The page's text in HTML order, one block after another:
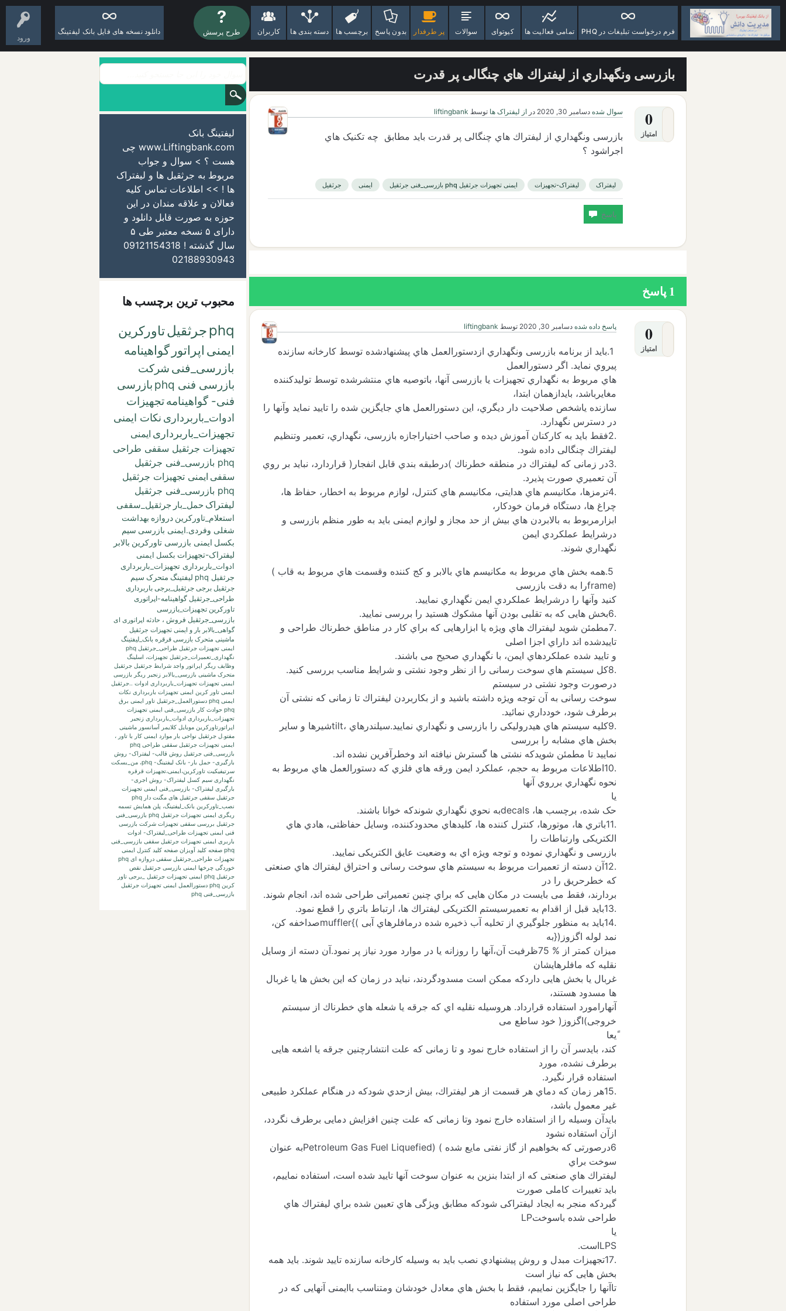
ورود
فرم درخواست تبلیغات در PHQ تمامی فعالیت ها کیوتوای سوالات پر طرفدار بدون پاسخ برچسب ها دسته بندی ها کاربران طرح پرسش دانلود نسخه های فایل بانک لیفتینگ
بازرسی ونگهداري از لیفتراك هاي چنگالی پر قدرت
0
امتیاز
سوال شده دسامبر 30, 2020 در از لیفتراک ها توسط liftingbank
بازرسی ونگهداري از لیفتراك هاي چنگالی پر قدرت باید مطابق چه تکنیک هاي
اجراشود ؟
لیفتراک لیفتراک-تجهیزات ایمنی تجهیزات جرثقیل phq بازرسی_فنی جرثقیل ایمنی جرثقیل
1پاسخ
0
امتیاز
پاسخ داده شده دسامبر 30, 2020 توسط liftingbank
1.باید از برنامه بازرسی ونگهداري ازدستورالعمل هاي پیشنهادشده توسط کارخانه سازنده
پیروي نماید. اگر دستورالعمل
هاي مربوط به نگهداري تجهیزات یا بازرسی آنها، باتوصیه هاي منتشرشده توسط تولیدکننده
مغایرباشد، بایدازهمان ابتدا،
سازنده یاشخص صلاحیت دار دیگري، این دستورالعمل هاي جایگزین شده را تایید نماید وآنها را
در دسترس نگهدارد.
.2 فقط باید به کارکنان آموزش دیده و صاحب اختیاراجازه بازرسی، نگهداري، تعمیر وتنظیم
لیفتراك چنگالی داده شود.
.3در زمانی که لیفتراك در منطقه خطرناك )درطبقه بندي قابل انفجار( قراردارد، نباید بر روي
آن تعمیري صورت پذیرد.
.4ترمزها، مکانیسم هاي هدایتی، مکانیسم هاي کنترل، لوازم مربوط به اخطار، حفاظ ها،
چراغ ها، دستگاه فرمان خودکار،
ابزارمربوط به بالابردن هاي بیش از حد مجاز و لوازم ایمنی باید به طور منظم بازرسی و
درشرایط عملکردي ایمن
نگهداري شوند.
5.همه بخش هاي مربوط به مکانیسم هاي بالابر و کج کننده وقسمت هاي مربوط به قاب )
(
frameرا به دقت بازرسی
کنید وآنها را درشرایط عملکردي ایمن نگهداري نمایید.
.6بخش هایی که به تقلبی بودن آنها مشکوك هستید را بررسی نمایید.
.7مطمئن شوید لیفتراك هاي ویژه یا ابزارهایی که براي کار در مناطق خطرناك طراحی و
تاییدشده اند داراي اجزا اصلی
و تایید شده عملکردهاي ایمن، با نگهداري صحیح می باشند.
.8کل سیستم هاي سوخت رسانی را از نظر وجود نشتی و شرایط مناسب بررسی کنید.
درصورت وجود نشتی در سیستم
سوخت رسانی به آن توجه ویژه داشته باشید و از بکاربردن لیفتراك تا زمانی که نشتی آن
برطرف شود، خودداري نمائید.
.9کلیه سیستم هاي هیدرولیکی را بازرسی و نگهداري نمایید.سیلندرهاي ،
tiltشیرها و سایر
بخش هاي مشابه را بررسی
نمایید تا مطمئن شویدکه نشتی ها گسترش نیافته اند وخطرآفرین نشده اند.
.10اطلاعات مربوط به حجم، عملکرد ایمن ورقه هاي فلزي که دستورالعمل هاي مربوط به
نحوه نگهداري برروي آنها
یا
حک شده، برچسب ها، decalsبه نحوي نگهداري شوندکه خوانا باشند.
.11باتري ها، موتورها، کنترل کننده ها، کلیدهاي محدودکننده، وسایل حفاظتی، هادي هاي
الکتریکی وارتباطات را
بازرسی و نگهداري نموده و توجه ویژه اي به وضعیت عایق الکتریکی نمایید.
.12آن دسته از تعمیرات مربوط به سیستم هاي سوخت رسانی و احتراق لیفتراك هاي صنعتی
که خطرحریق را در
بردارند، فقط می بایست در مکان هایی که براي چنین تعمیراتی طراحی شده اند، انجام شوند.
.13باید قبل از اقدام به تعمیرسیستم الکتریکی لیفتراك ها، ارتباط باتري را قطع نمود.
.14باید به منظور جلوگیري از تخلیه آب ذخیره شده درمافلرهاي آبی )}
mufflerصداخفه کن،
نمد لوله اگزوز({به
میزان کمتر از % 75ظرفیت آن،آنها را روزانه یا در موارد مورد نیاز پر نمود.آن دسته از وسایل
نقلیه که مافلرهایشان
غربال یا بخش هایی داردکه ممکن است مسدودگردند، نباید در زمان که این بخش ها یا غربال
ها مسدود هستند،
آنهارامورد استفاده قرارداد. هروسیله نقلیه اي که جرقه یا شعله هاي خطرناك از سیستم
خروجی)اگزوز( خود ساطع می
ًیعا
کند، بایدسر آن را از استفاده خارج نمود و تا زمانی که علت انتشارچنین جرقه یا اشعه هایی
برطرف نشده، مورد
استفاده قرار نگیرد.
.15هر زمان که دماي هر قسمت از هر لیفتراك، بیش ازحدي شودکه در هنگام عملکرد طبیعی
غیر معمول باشد،
بایدآن وسیله را از استفاده خارج نمود وتا زمانی که علت چنین افزایش دمایی برطرف نگردد،
ازآن استفاده نشود
6درصورتی که بخواهیم از گاز نفتی مایع شده ) (
Petroleum Gas Fuel Liquefiedبه عنوان
سوخت براي
لیفتراك هاي صنعتی که از ابتدا بنزین به عنوان سوخت آنها تایید شده است، استفاده نماییم،
باید تغییرات کاملی صورت
گیردکه منجر به ایجاد لیفتراکی شودکه مطابق ویژگی هاي تعیین شده براي لیفتراك هاي
طراحی شده باسوختLP
یا
LPSاست.
.17تجهیزات مبدل و روش پیشنهادي نصب باید به وسیله کارخانه سازنده تایید شوند. باید همه
بخش هایی که نیاز است
تاآنها را جایگزین نماییم، فقط با بخش هاي معادل خودشان ومتناسب باایمنی آنهایی که در
طراحی اصلی مورد استفاده
لیفتینگ بانک
www.Liftingbank.com چی
هست ؟ > سوال و جواب
مربوط به جرثقیل ها و لیفتراک
ها ! >> اطلاعات تماس کلیه
فعالان و علاقه مندان در این
حوزه به صورت قابل دانلود و
دارای ۵ نسخه معتبر طی ۵
سال گذشته ! 09121154318
02188930943
محبوب ترین برچسب ها
phqجرثقیلتاورکرین
ایمنی اپراتور گواهینامه
بازرسی_فنی شرکت
بازرسی فنی phq
بازرسی
فنی- گواهینامهتجهیزات
ادوات_باربرداری نکات ایمنی
تجهیزات_باربرداری ایمنی
تجهیزات جرثقیل سقفی طراحی
phq بازرسی_فنی جرثقیل
سقفی ایمنی تجهیزات جرثقیل
phq بازرسی_فنی جرثقیل
لیفتراک حمل_بار جرثقیل_سقفی
استعلام_تاورکرین دروازه بهداشت
شغلی وفردی.ایمنی بازرسی سیم
بکسل ایمنی بازرسی تاورکرین بالابر
لیفتراک-تجهیزات بکسل ایمنی
ادوات_باربرداری تجهیزات_باربرداری
جرثقیل phq
لیفتینگ متحرک سیم
جرثقیل برجی جرثقیل_برجی باربرداری
طراحی_جرثقیل گواهینامه-اپراتوری
تاورکرین تجهیزات_بازرسی
بازرسی_جرثقیل فروش ، حادثه اپراتوری ای
گواهی_بالابر بار و ایمنی تجهیزات جرثقیل
ماشینی متحرک بازرسی قرقره بانک_لیفتینگ
ایمنی تجهیزات جرثقیل طراحی_جرثقیل phq
نگهداری_تعمیرات_جرثقیل تجهیزات، اسلینگ
وظایف ریگر اپراتور واجد شرایط جرثقیل جرثقیل
متحرک ماشینی بازرسی_بالابر زنجیر ریگر بازرسی
ایمنی تجهیزات تجهیزات_باربرداری ادوات ..جرثقیل
ایمنی تاور کرین ایمنی تجهیزات باربرداری نکات
ایمنی phq
دستورالعمل_جرثقیل تاور ایمنی برق
phq حوادث کار بازرسی_فنی
ایمنی تجهیزات
تجهیزات_باربرداری ادوات_باربرداری زنجیر
اپراتورتاورکرین موبایل کلایمر آسانسور ماشینی
مفتو.ل جرثقیل نواحی بار موارد ایمنی کار با تاور ،
ایمنی تجهیزات جرثقیل سقفی طراحی phq
بازرسی_فنی جرثقیل روش قالب- لیفتراک- روش
بارگیری- حمل بار- بانک لیفتینگ- phq، من_بسکت
سرتیفیکیت تاورکرین،ایمنی،تجهیزات قرقره
نگهداری سیم کسل لیفتراک- روش اجری-
بارگیری لیفتراک- بازرسی_فنی ایمنی تجهیزات
جرثقیل سقفی جرثقیل های مگنت دار phq
نصب_تاورکرین بانک_لیفتینگ، پلن همایش تسمه
ریگری
ایمنی تجهیزات جرثقیل phq بازرسی_فنی
جرثقیل بررسی سقفی تجهیزات شرکت بازرسی
فنی ایمنی تجهیزات طراحی_لیفتراک- ادوات
باربری ایمنی تجهیزات جرثقیل سقفی بازرسی_فنی
phq صفحه کلید آویزان صفحه کلید کنترل
ایمنی
تجهیزات طراحی_جرثقیل سقفی دروازه ای phq
خوردگی چرخها ایمنی بازرسی جرثقیل نقص
جرثقیل phq
ایمنی تجهیزات جرثقیل _برجی تاور
کرین phq دستورالعمل
ایمنی تجهیزات جرثقیل
بازرسی_فنی phq